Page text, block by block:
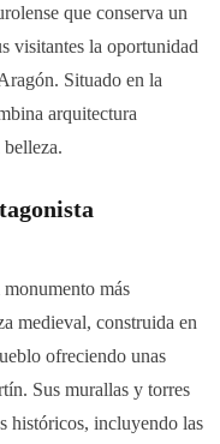
que conserva un
visitantes la oportunidad
Situado en la
arquitectura
más
medieval, construida en
ofreciendo unas
Sus murallas y torres
históricos, incluyendo las